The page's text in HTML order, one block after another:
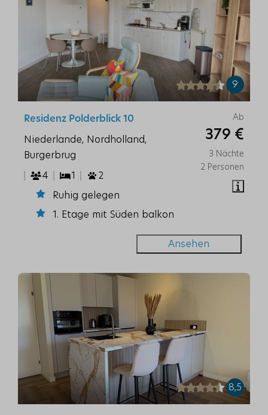
9
Ab
379 €
3 Nächte
2 Personen
Residenz Polderblick 10
Niederlande, Nordholland,
Burgerbrug
4 1 2
Ruhig gelegen
1. Etage mit Süden balkon
Ansehen
8,5